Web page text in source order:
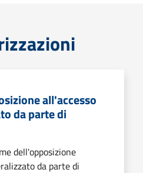
all'accesso
da parte di
dell'opposizione
da parte di